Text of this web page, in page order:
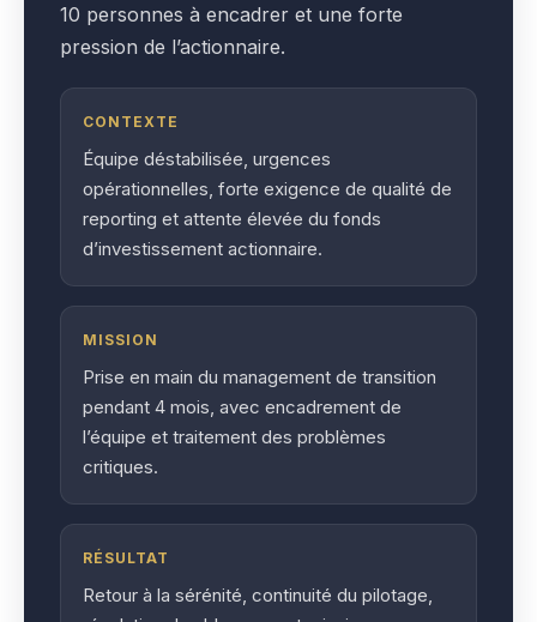
10 personnes à encadrer et une forte
pression de l’actionnaire.
CONTEXTE
Équipe déstabilisée, urgences
opérationnelles, forte exigence de qualité de
reporting et attente élevée du fonds
d’investissement actionnaire.
MISSION
Prise en main du management de transition
pendant 4 mois, avec encadrement de
l’équipe et traitement des problèmes
critiques.
RÉSULTAT
Retour à la sérénité, continuité du pilotage,